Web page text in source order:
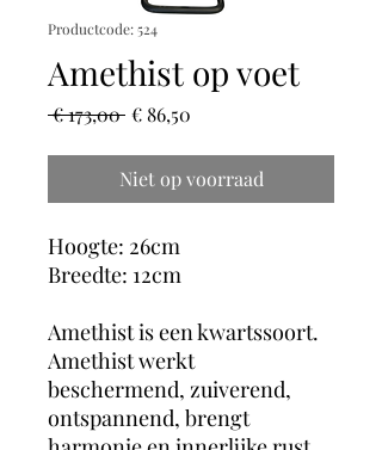
Productcode: 524
Amethist op voet
€ 173,00 Normale
€ 86,50
Niet op voorraad
Hoogte: 26cm
Breedte: 12cm
Amethist is een kwartssoort.
Amethist werkt
beschermend, zuiverend,
ontspannend, brengt